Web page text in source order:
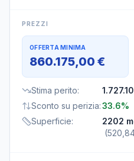
PREZZI
OFFERTA MINIMA
860.175,00 €
Stima perito:
Sconto su perizia:33.6%
Superficie: 2202
(